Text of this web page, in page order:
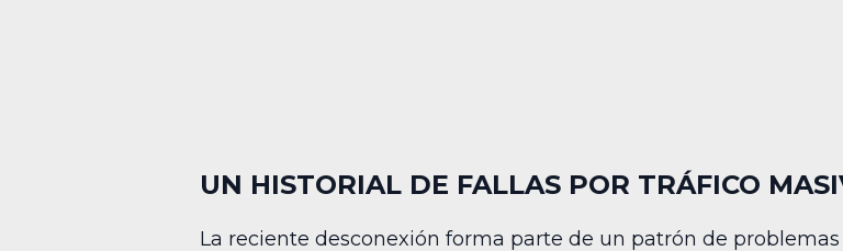
UN HISTORIAL DE FALLAS POR TRÁFICO
La reciente desconexión forma parte de un patrón de